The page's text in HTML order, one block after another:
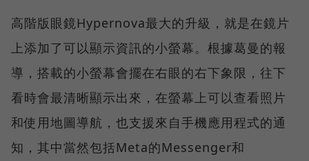
高階版眼鏡Hypernova最大的升級，就是在鏡片
上添加了可以顯示資訊的小螢幕。根據葛曼的報
導，搭載的小螢幕會擺在右眼的右下象限，往下
看時會最清晰顯示出來，在螢幕上可以查看照片
和使用地圖導航，也支援來自手機應用程式的通
知，其中當然包括Meta的Messenger和